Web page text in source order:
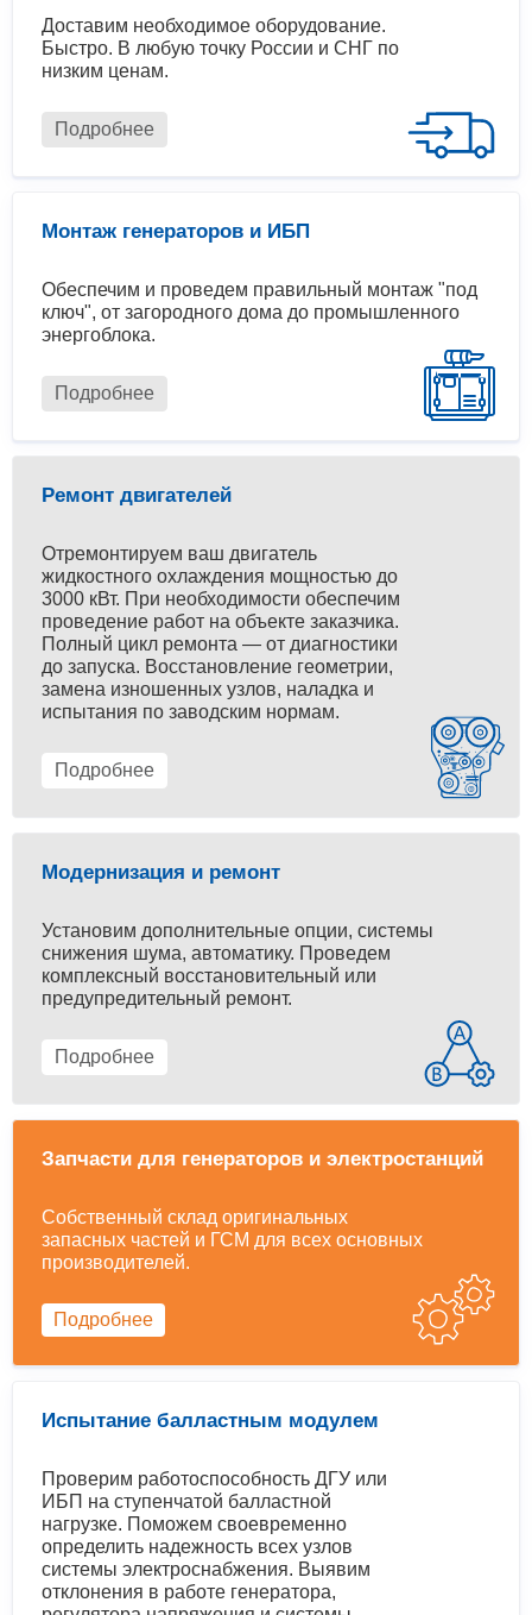
Доставим необходимое оборудование.
Быстро. В любую точку России и СНГ по
низким ценам.
Подробнее
Монтаж генераторов и ИБП
Обеспечим и проведем правильный монтаж "под
ключ", от загородного дома до промышленного
энергоблока.
Подробнее
Ремонт двигателей
Отремонтируем ваш двигатель
жидкостного охлаждения мощностью до
3000 кВт. При необходимости обеспечим
проведение работ на объекте заказчика.
Полный цикл ремонта — от диагностики
до запуска. Восстановление геометрии,
замена изношенных узлов, наладка и
испытания по заводским нормам.
Подробнее
Модернизация и ремонт
Установим дополнительные опции, системы
снижения шума, автоматику. Проведем
комплексный восстановительный или
предупредительный ремонт.
Подробнее
Запчасти для генераторов и электростанций
Собственный склад оригинальных
запасных частей и ГСМ для всех основных
производителей.
Подробнее
Испытание балластным модулем
Проверим работоспособность ДГУ или
ИБП на ступенчатой балластной
нагрузке. Поможем своевременно
определить надежность всех узлов
системы электроснабжения. Выявим
отклонения в работе генератора,